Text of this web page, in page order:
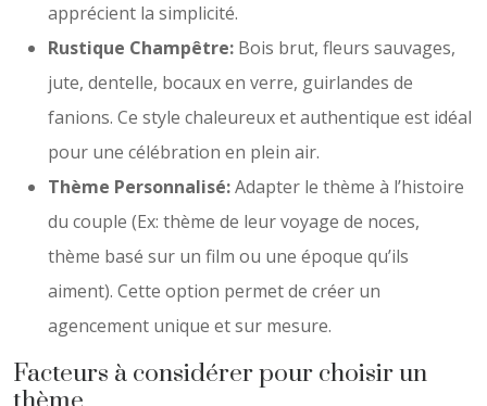
apprécient la simplicité.
Rustique Champêtre: Bois brut, fleurs sauvages,
jute, dentelle, bocaux en verre, guirlandes de
fanions. Ce style chaleureux et authentique est idéal
pour une célébration en plein air.
Thème Personnalisé:Adapter le thème à l’histoire
du couple (Ex: thème de leur voyage de noces,
thème basé sur un film ou une époque qu’ils
aiment). Cette option permet de créer un
agencement unique et sur mesure.
Facteurs à considérer pour choisir un